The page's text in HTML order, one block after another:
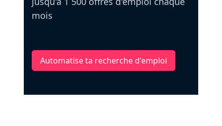
mois
Automatise ta recherche d'emploi